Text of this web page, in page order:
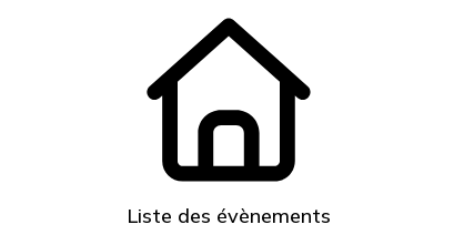
Liste des évènements